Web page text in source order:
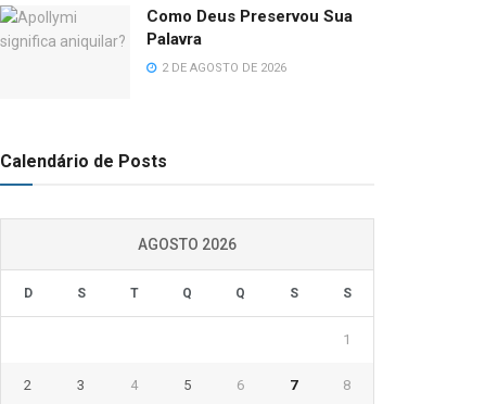
Como Deus Preservou Sua
Palavra
2 DE AGOSTO DE 2026
Calendário de Posts
AGOSTO 2026
D S T Q Q S S
1
2 3 4 5 6 7 8